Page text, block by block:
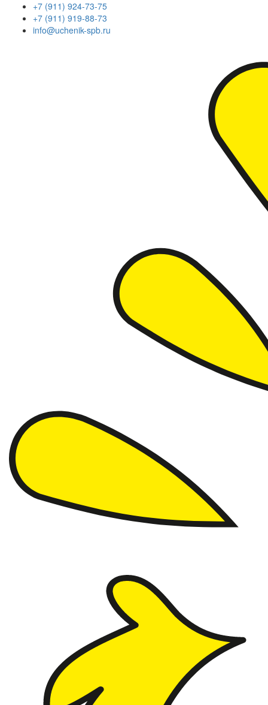
+7 (911) 924-73-75
+7 (911) 919-88-73
info@uchenik-spb.ru